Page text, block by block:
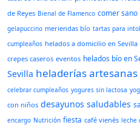
de Reyes Bienal de Flamenco comer sano
gelapuccino meriendas bío tartas para
cumpleaños helados a domicilio en Sevilla
crepes caseros eventos helados bío en
Sevilla heladerías artesanas
celebrar cumpleaños yogures sin lactosa
con niños desayunos saludables
encargo Nutrición fiesta café vienés leche